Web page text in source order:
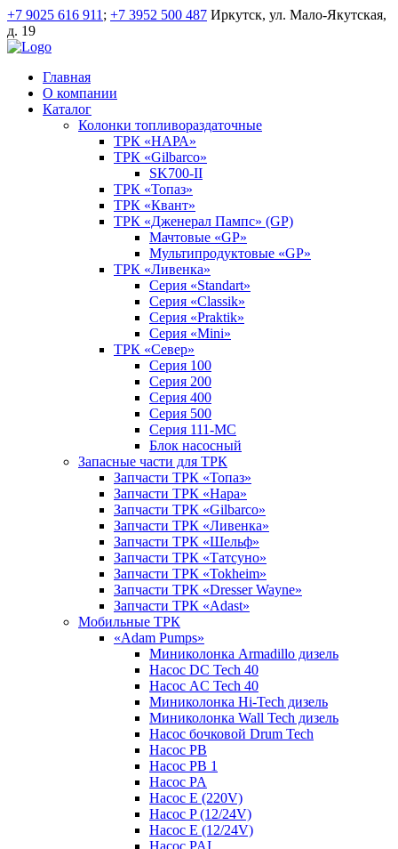
+7 9025 616 911 ; +7 3952 500 487 Иркутск, ул. Мало-Якутская,
д. 19
Главная
О компании
Каталог
Колонки топливораздаточные
ТРК «НАРА»
ТРК «Gilbarco»
SK700-II
ТРК «Топаз»
ТРК «Квант»
ТРК «Дженерал Пампс» (GP)
Мачтовые «GP»
Мультипродуктовые «GP»
ТРК «Ливенка»
Серия «Standart»
Серия «Classik»
Серия «Praktik»
Серия «Mini»
ТРК «Север»
Серия 100
Серия 200
Серия 400
Серия 500
Серия 111-МС
Блок насосный
Запасные части для ТРК
Запчасти ТРК «Топаз»
Запчасти ТРК «Нара»
Запчасти ТРК «Gilbarco»
Запчасти ТРК «Ливенка»
Запчасти ТРК «Шельф»
Запчасти ТРК «Татсуно»
Запчасти ТРК «Tokheim»
Запчасти ТРК «Dresser Wayne»
Запчасти ТРК «Adast»
Мобильные ТРК
«Adam Pumps»
Миниколонка Armadillo дизель
Насос DC Tech 40
Насос AC Tech 40
Миниколонка Hi-Tech дизель
Миниколонка Wall Tech дизель
Насос бочковой Drum Tech
Насос PB
Насос PB 1
Насос PA
Насос E (220V)
Насос P (12/24V)
Насос E (12/24V)
Насос PAI